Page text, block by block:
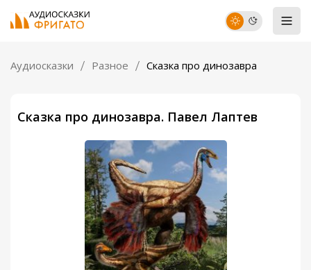
Аудиосказки Разное Сказка про динозавра
Сказка про динозавра. Павел Лаптев